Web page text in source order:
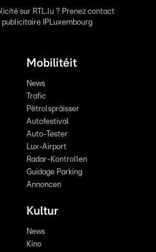
sur RTL.lu ? Prenez contact
IPLuxembourg
Mobilitéit
News
Trafic
Pëtrolspräisser
Autofestival
Auto-Tester
Lux-Airport
Radar-Kontrollen
Guidage Parking
Annoncen
Kultur
News
Kino